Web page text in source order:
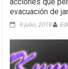
evacuación de
9 julio, 2019